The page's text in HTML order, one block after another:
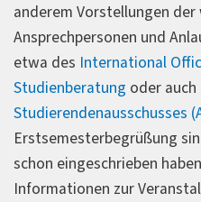
anderem Vorstellungen
Ansprechpersonen und
etwa des International
Studienberatung oder auch
Studierendenausschusses
Erstsemesterbegrüßung
schon eingeschrieben
Informationen zur